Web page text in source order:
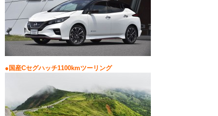
●国産Cセグハッチ1100kmツーリング